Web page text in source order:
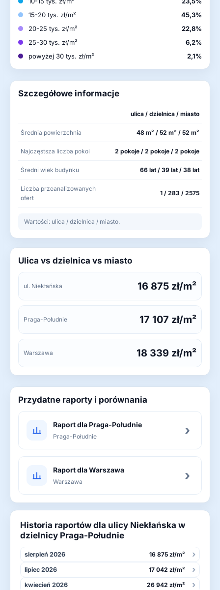
15-20 tys. zł/m²
45,3%
20-25 tys. zł/m²
22,8%
25-30 tys. zł/m²
6,2%
powyżej 30 tys. zł/m²
2,1%
Szczegółowe informacje
ulica / dzielnica / miasto
Średnia powierzchnia 48 m² / 52 m² / 52 m²
Najczęstsza liczba pokoi 2 pokoje / 2 pokoje / 2 pokoje
Średni wiek budynku 66 lat / 39 lat / 38 lat
Liczba przeanalizowanych
ofert
1 / 283 / 2575
Wartości: ulica / dzielnica / miasto.
Ulica vs dzielnica vs miasto
ul. Niekłańska 16 875 zł/m²
Praga-Południe 17 107 zł/m²
Warszawa 18 339 zł/m²
Przydatne raporty i porównania
Raport dla Praga-Południe
Praga-Południe ›
Raport dla Warszawa
Warszawa ›
Historia raportów dla ulicy Niekłańska w
dzielnicy Praga-Południe
sierpień 2026 16 875 zł/m² ›
lipiec 2026 17 042 zł/m² ›
kwiecień 2026 26 942 zł/m² ›